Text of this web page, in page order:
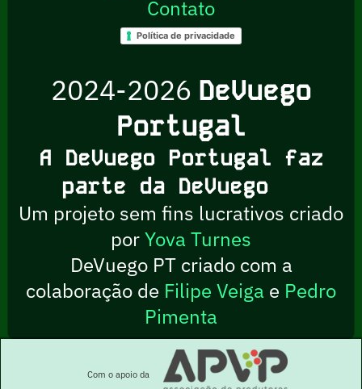
Contato
Política de privacidade
2024-2026 DeVuego
Portugal
A DeVuego Portugal faz
parte da DeVuego
Um projeto sem fins lucrativos criado
porYova Turnes
DeVuego PT criado com a
colaboração de Filipe Veiga e Pedro
Pimenta
Com o apoio da